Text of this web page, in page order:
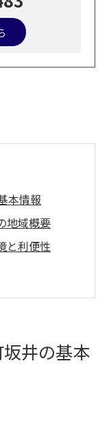
本情報
地域概要
と利便性
影響する理
進む理由
井の基本